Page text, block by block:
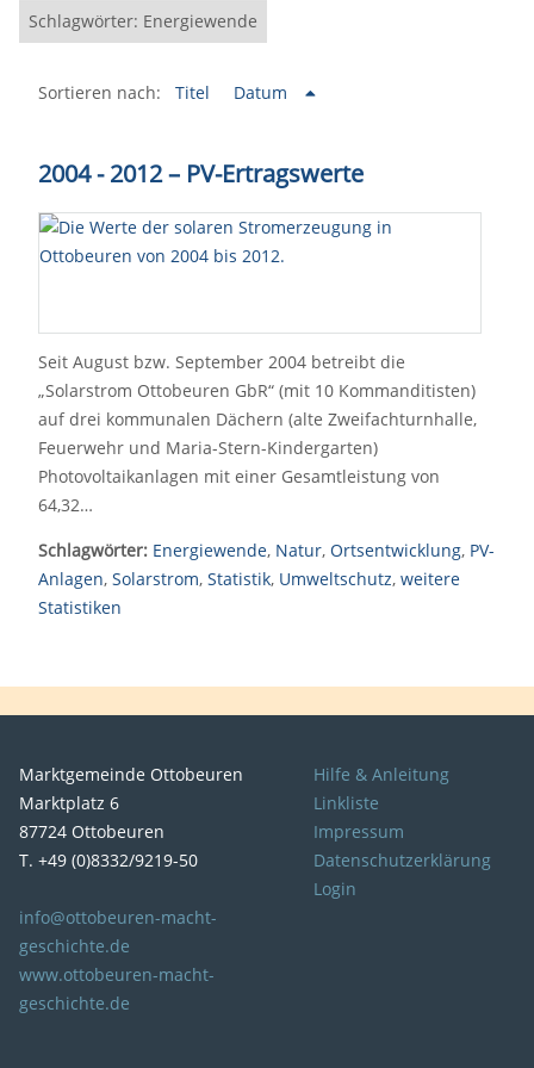
Schlagwörter: Energiewende
Sortieren nach: Titel Datum
2004 - 2012 – PV-Ertragswerte
Seit August bzw. September 2004 betreibt die
„Solarstrom Ottobeuren GbR“ (mit 10 Kommanditisten)
auf drei kommunalen Dächern (alte Zweifachturnhalle,
Feuerwehr und Maria-Stern-Kindergarten)
Photovoltaikanlagen mit einer Gesamtleistung von
64,32…
Schlagwörter: Energiewende, Natur, Ortsentwicklung, PV-
Anlagen, Solarstrom, Statistik, Umweltschutz, weitere
Statistiken
Marktgemeinde Ottobeuren
Marktplatz 6
87724 Ottobeuren
T. +49 (0)8332/9219-50
info@ottobeuren-macht-
geschichte.de
www.ottobeuren-macht-
geschichte.de
Hilfe & Anleitung
Linkliste
Impressum
Datenschutzerklärung
Login